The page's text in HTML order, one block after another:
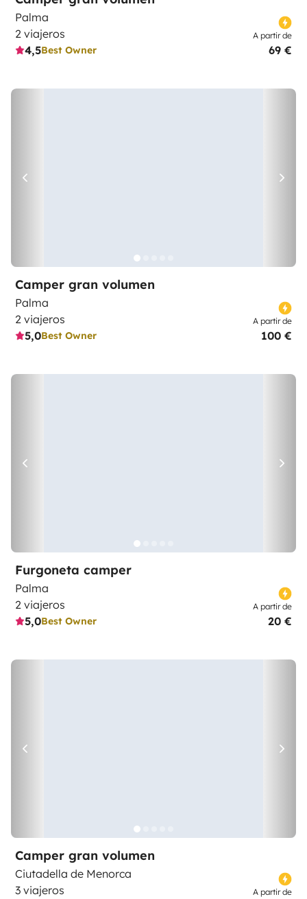
Palma
2 viajeros
4,5Best Owner
A partir de
69 €
Camper gran volumen
Palma
2 viajeros
5,0Best Owner
A partir de
100 €
Furgoneta camper
Palma
2 viajeros
5,0Best Owner
A partir de
20 €
Camper gran volumen
Ciutadella de Menorca
3 viajeros
A partir de